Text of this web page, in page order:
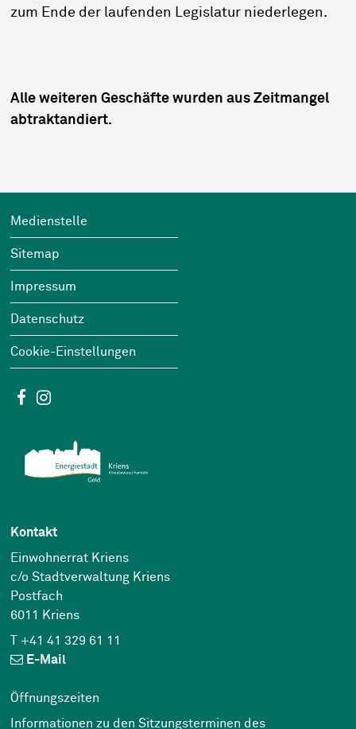
zum Ende der laufenden Legislatur niederlegen.
Alle weiteren Geschäfte wurden aus Zeitmangel
abtraktandiert.
Footer
Wichtige Links
Medienstelle
Sitemap
Impressum
Datenschutz
Cookie-Einstellungen
Social Media
Facebook
Kontakt
Einwohnerrat Kriens
c/o Stadtverwaltung Kriens
Postfach
6011 Kriens
T +41 41 329 61 11
E-Mail
Öffnungszeiten
Informationen zu den Sitzungsterminen des